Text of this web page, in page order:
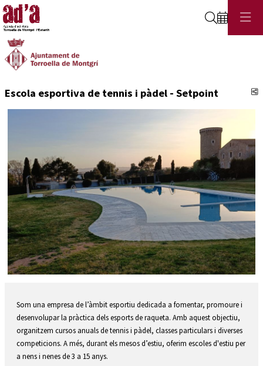
Cerca
Escola esportiva de tennis i pàdel - Setpoint
Som una empresa de l’àmbit esportiu dedicada a fomentar, promoure i
desenvolupar la pràctica dels esports de raqueta. Amb aquest objectiu,
organitzem cursos anuals de tennis i pàdel, classes particulars i diverses
competicions. A més, durant els mesos d’estiu, oferim escoles d'estiu per
a nens i nenes de 3 a 15 anys.